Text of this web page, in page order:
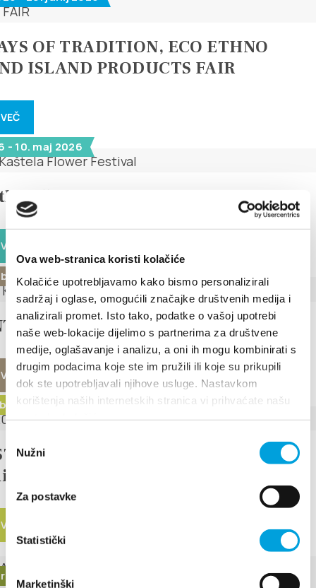
Ova web-stranica koristi kolačiće
Kolačiće upotrebljavamo kako bismo personalizirali
sadržaj i oglase, omogućili značajke društvenih medija i
analizirali promet. Isto tako, podatke o vašoj upotrebi
naše web-lokacije dijelimo s partnerima za društvene
medije, oglašavanje i analizu, a oni ih mogu kombinirati s
drugim podacima koje ste im pružili ili koje su prikupili
dok ste upotrebljavali njihove usluge. Nastavkom
korištenja naših internetskih stranica vi prihvaćate našu
pristanka
Nužni
Za postavke
Statistički
Marketinški
OF TRADITION, ECO ETHNO
ISLAND PRODUCTS FAIR
- 10. maj 2026
Kaštela Flower Festival
2024
V KAŠTELIH 2024
2024 - 15. november 2024
2024 – Festival crljenak in